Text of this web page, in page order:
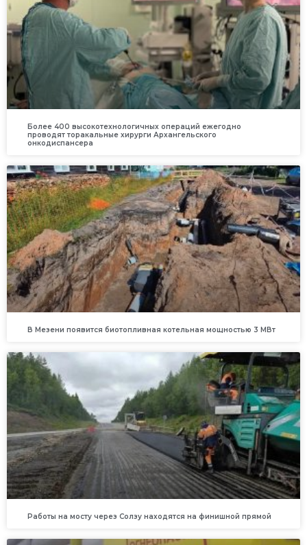
Более 400 высокотехнологичных операций ежегодно
проводят торакальные хирурги Архангельского
онкодиспансера
В Мезени появится биотопливная котельная мощностью 3 МВт
Работы на мосту через Солзу находятся на финишной прямой